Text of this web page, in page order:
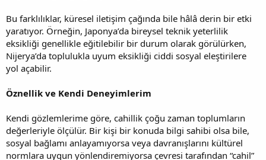
Bu farklılıklar, küresel iletişim çağında bile hâlâ derin bir etki
yaratıyor. Örneğin, Japonya’da bireysel teknik yeterlilik
eksikliği genellikle eğitilebilir bir durum olarak görülürken,
Nijerya’da toplulukla uyum eksikliği ciddi sosyal eleştirilere
yol açabilir.
Öznellik ve Kendi Deneyimlerim
Kendi gözlemlerime göre, cahillik çoğu zaman toplumların
değerleriyle ölçülür. Bir kişi bir konuda bilgi sahibi olsa bile,
sosyal bağlamı anlayamıyorsa veya davranışlarını kültürel
normlara uygun yönlendiremiyorsa çevresi tarafından “cahil”